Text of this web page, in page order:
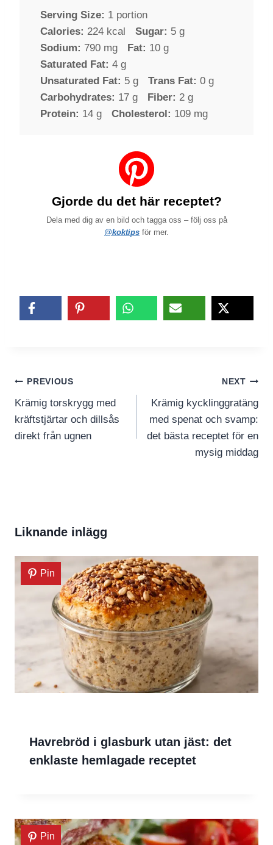
Serving Size: 1 portion
Calories: 224 kcal Sugar: 5 g
Sodium: 790 mg Fat: 10 g
Saturated Fat: 4 g
Unsaturated Fat: 5 g Trans Fat: 0 g
Carbohydrates: 17 g Fiber: 2 g
Protein: 14 g Cholesterol: 109 mg
Gjorde du det här receptet?
Dela med dig av en bild och tagga oss – följ oss på
@koktips för mer.
Inläggsnavigering
PREVIOUS
Krämig torskrygg med
kräftstjärtar och dillsås
direkt från ugnen
NEXT
Krämig kycklinggratäng
med spenat och svamp:
det bästa receptet för en
mysig middag
Liknande inlägg
Pin
Havrebröd i glasburk utan jäst: det
enklaste hemlagade receptet
Pin